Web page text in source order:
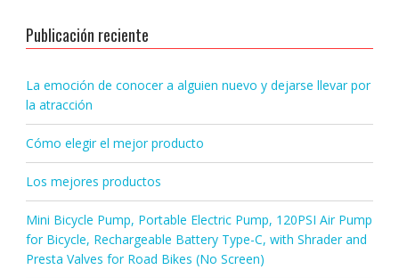
Publicación reciente
La emoción de conocer a alguien nuevo y dejarse llevar por
la atracción
Cómo elegir el mejor producto
Los mejores productos
Mini Bicycle Pump, Portable Electric Pump, 120PSI Air Pump
for Bicycle, Rechargeable Battery Type-C, with Shrader and
Presta Valves for Road Bikes (No Screen)